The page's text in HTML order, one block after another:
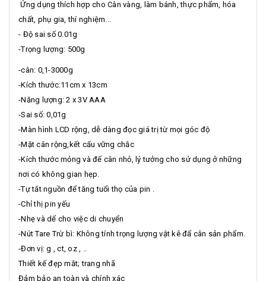
Ứng dụng thích hợp cho Cân vàng, làm bánh, thực phẩm, hóa
chất, phụ gia, thí nghiệm...
- Độ sai số 0.01g
-Trọng lượng: 500g
-cân: 0,1-3000g
-Kích thước:11cm x 13cm
-Năng lượng: 2 x 3V AAA
-Sai số: 0,01g
-Màn hình LCD rộng, dễ dàng đọc giá trị từ mọi góc độ
-Mặt cân rộng,kết cấu vững chắc
-Kích thước mỏng và đế cân nhỏ, lý tưởng cho sử dụng ở những
nơi có không gian hẹp.
-Tự tắt nguồn để tăng tuổi thọ của pin .
-Chỉ thị pin yếu
-Nhẹ và dể cho việc di chuyển
-Nút Tare Trừ bì: Không tính trọng lượng vật kê đẩ cân sản phẩm.
-Đơn vị: g , ct, oz , ..
Thiết kế đẹp mắt; trang nhã
Đảm bảo an toàn và chính xác